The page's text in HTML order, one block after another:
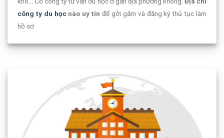
công ty du họcnào uy tín để gởi gắm và đăng ký thủ tục làm
hồ sơ